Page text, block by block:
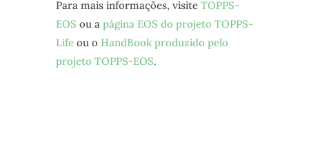
Para mais informações, visite TOPPS-
EOS ou a página EOS do projeto TOPPS-
Lifeou o HandBook produzido pelo
projeto TOPPS-EOS.